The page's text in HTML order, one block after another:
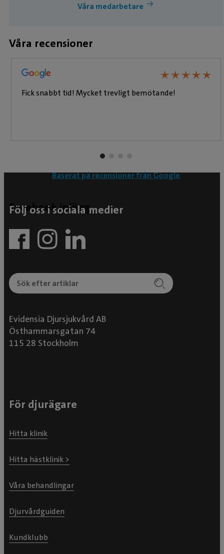
Våra medarbetare
Våra recensioner
★★★★★
★★★★★
Fick snabbt tid! Mycket trevligt bemötande!
Baserat på recensioner från Google
Facebook inlägg
Följ oss i sociala medier
Evidensia Djursjukvård AB
Östhammarsgatan 74
115 28 Stockholm
För djurägare
Hitta klinik
Hitta hästklinik >
Våra behandlingar
Djurvårdguiden
Kundklubb